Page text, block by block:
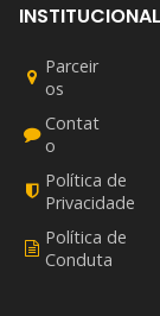
INSTITUCIONAL
Parceir
os
Contat
o
Política de
Privacidade
Política de
Conduta